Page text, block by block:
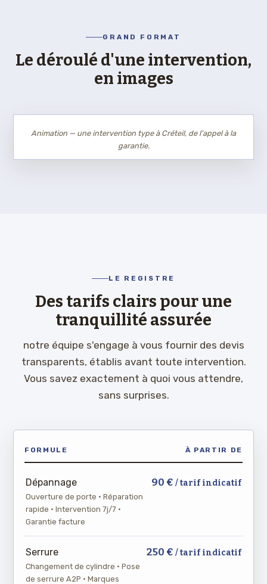
GRAND FORMAT
Le déroulé d'une intervention,
en images
Animation — une intervention type à Créteil, de l'appel à la
garantie.
LE REGISTRE
Des tarifs clairs pour une
tranquillité assurée
notre équipe s'engage à vous fournir des devis
transparents, établis avant toute intervention.
Vous savez exactement à quoi vous attendre,
sans surprises.
FORMULE À PARTIR DE
Dépannage
Ouverture de porte · Réparation
rapide · Intervention 7j/7 ·
Garantie facture
90 € / tarif indicatif
Serrure
Changement de cylindre · Pose
de serrure A2P · Marques
250 € / tarif indicatif